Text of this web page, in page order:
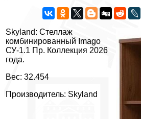
Skyland: Стеллаж
комбинированный Imago
СУ-1.1 Пр. Коллекция 2026
года.
Вес: 32.454
Производитель: Skyland